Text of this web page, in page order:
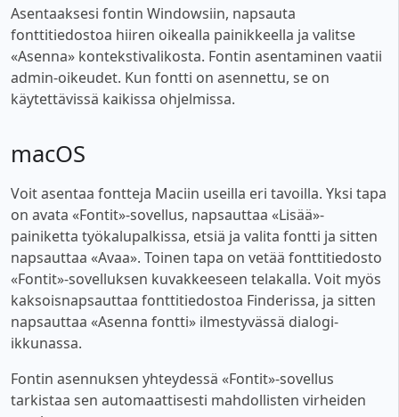
Asentaaksesi fontin Windowsiin, napsauta
fonttitiedostoa hiiren oikealla painikkeella ja valitse
«Asenna» kontekstivalikosta. Fontin asentaminen vaatii
admin-oikeudet. Kun fontti on asennettu, se on
käytettävissä kaikissa ohjelmissa.
macOS
Voit asentaa fontteja Maciin useilla eri tavoilla. Yksi tapa
on avata «Fontit»-sovellus, napsauttaa «Lisää»-
painiketta työkalupalkissa, etsiä ja valita fontti ja sitten
napsauttaa «Avaa». Toinen tapa on vetää fonttitiedosto
«Fontit»-sovelluksen kuvakkeeseen telakalla. Voit myös
kaksoisnapsauttaa fonttitiedostoa Finderissa, ja sitten
napsauttaa «Asenna fontti» ilmestyvässä dialogi-
ikkunassa.
Fontin asennuksen yhteydessä «Fontit»-sovellus
tarkistaa sen automaattisesti mahdollisten virheiden